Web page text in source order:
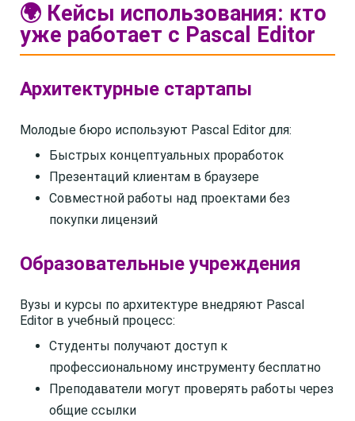
🌍 Кейсы использования: кто
уже работает с Pascal Editor
Архитектурные стартапы
Молодые бюро используют Pascal Editor для:
Быстрых концептуальных проработок
Презентаций клиентам в браузере
Совместной работы над проектами без
покупки лицензий
Образовательные учреждения
Вузы и курсы по архитектуре внедряют Pascal
Editor в учебный процесс:
Студенты получают доступ к
профессиональному инструменту бесплатно
Преподаватели могут проверять работы через
общие ссылки